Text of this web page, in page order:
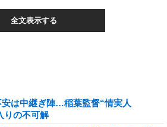
全文表示する
安は中継ぎ陣…稲葉監督“情実人
りの不可解